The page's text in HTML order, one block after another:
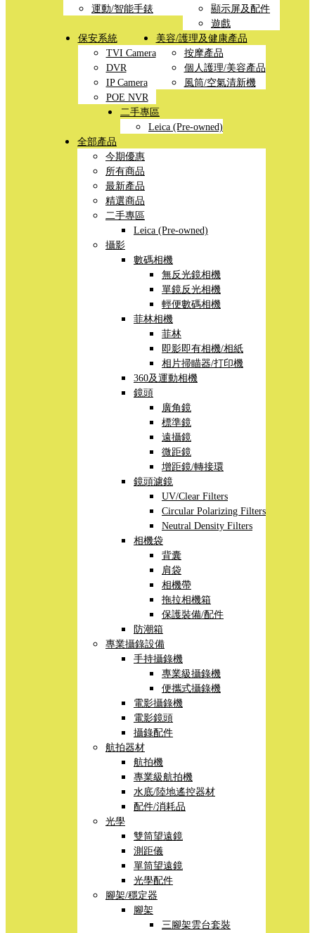
運動/智能手錶
顯示屏及配件
遊戲
保安系統
TVI Camera
DVR
IP Camera
POE NVR
美容/護理及健康產品
按摩產品
個人護理/美容產品
風筒/空氣清新機
二手專區
Leica (Pre-owned)
全部產品
今期優惠
所有商品
最新產品
精選商品
二手專區
Leica (Pre-owned)
攝影
數碼相機
無反光鏡相機
單鏡反光相機
輕便數碼相機
菲林相機
菲林
即影即有相機/相紙
相片掃瞄器/打印機
360及運動相機
鏡頭
廣角鏡
標準鏡
遠攝鏡
微距鏡
增距鏡/轉接環
鏡頭濾鏡
UV/Clear Filters
Circular Polarizing Filters
Neutral Density Filters
相機袋
背囊
肩袋
相機帶
拖拉相機箱
保護裝備/配件
防潮箱
專業攝錄設備
手持攝錄機
專業級攝錄機
便攜式攝錄機
電影攝錄機
電影鏡頭
攝錄配件
航拍器材
航拍機
專業級航拍機
水底/陸地遙控器材
配件/消耗品
光學
雙筒望遠鏡
測距儀
單筒望遠鏡
光學配件
腳架/穩定器
腳架
三腳架雲台套裝